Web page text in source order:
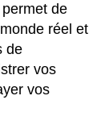
de
réel et
de
vos
vos